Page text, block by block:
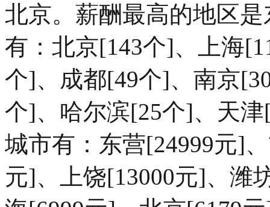
北京。薪酬最高的地区
有：北京[143个]、上海
个]、成都[49个]、南京
个]、哈尔滨[25个]、天
城市有：东营[24999元]
元]、上饶[13000元]、潍